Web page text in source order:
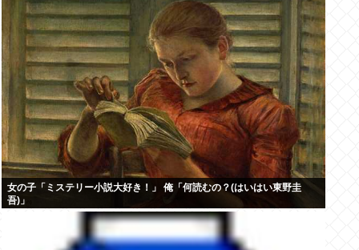
女の子「ミステリー小説大好き！」 俺「何読むの？(はいはい東野圭
吾)」